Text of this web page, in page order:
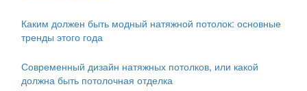
Каким должен быть модный натяжной потолок: основные
тренды этого года
Современный дизайн натяжных потолков, или какой
должна быть потолочная отделка